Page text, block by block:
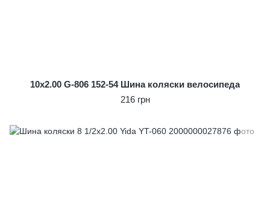
10x2.00 G-806 152-54 Шина коляски велосипеда
216 грн